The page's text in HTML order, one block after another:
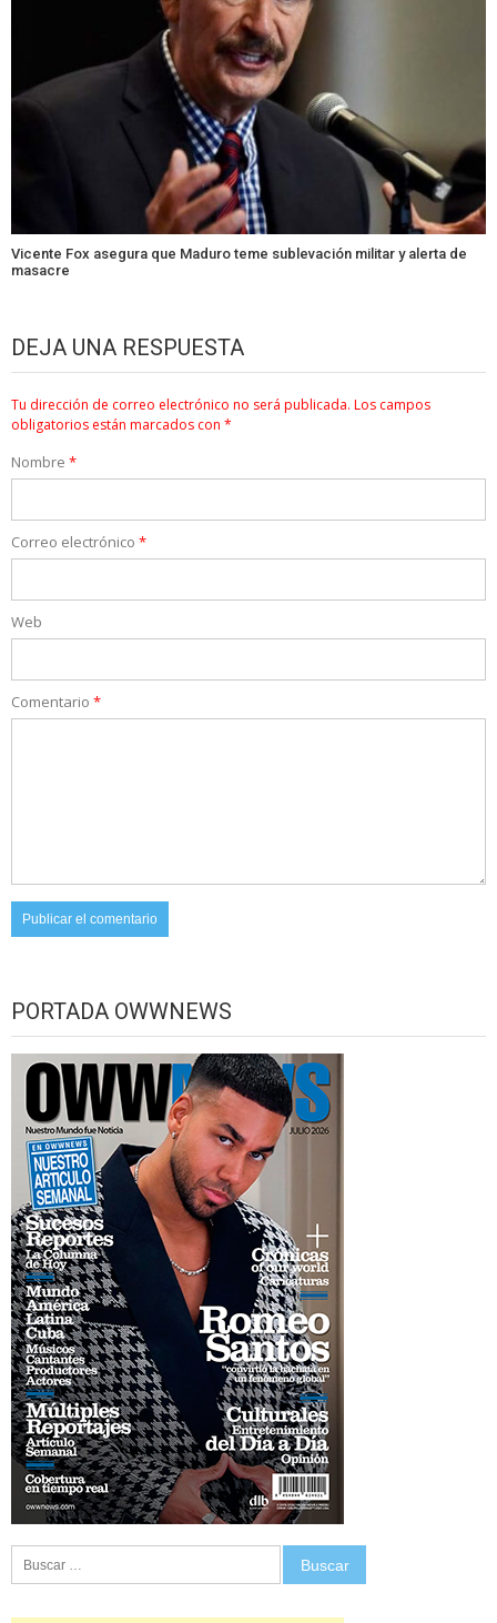
Vicente Fox asegura que Maduro teme sublevación militar y alerta de
masacre
DEJA UNA RESPUESTA
Tu dirección de correo electrónico no será publicada. Los campos
obligatorios están marcados con *
Nombre *
Correo electrónico *
Web
Comentario *
PORTADA OWWNEWS